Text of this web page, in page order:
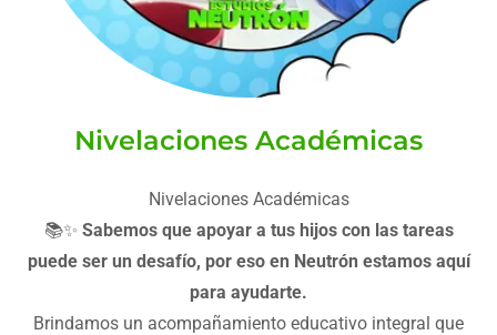
Nivelaciones Académicas
Nivelaciones Académicas
📚✨ Sabemos que apoyar a tus hijos con las tareas
puede ser un desafío, por eso en Neutrón estamos aquí
para ayudarte.
Brindamos un acompañamiento educativo integral que